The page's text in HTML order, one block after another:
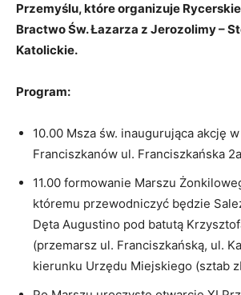
Przemyślu, które organizuje
Bractwo Św. Łazarza z Jerozolimy –
Katolickie.
Program:
10.00 Msza św. inaugurująca akcję
Franciszkanów ul. Franciszkańska 2a
11.00 formowanie Marszu
któremu przewodniczyć będzie
Dęta Augustino pod batutą
(przemarsz ul. Franciszkańską, ul.
kierunku Urzędu Miejskiego (sztab